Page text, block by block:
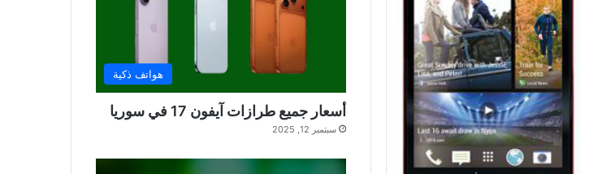
هواتف ذكية
أسعار جميع طرازات آيفون 17 في سوريا
سبتمبر 12, 2025